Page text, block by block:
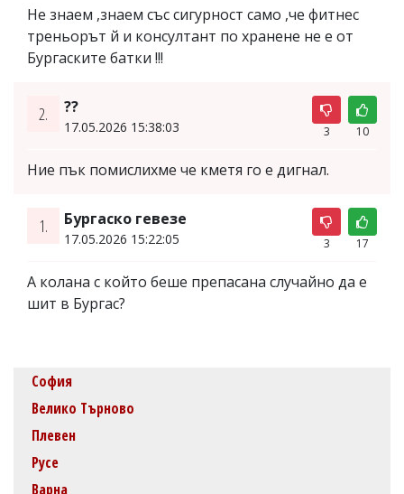
Не знаем ,знаем със сигурност само ,че фитнес
треньорът й и консултант по хранене не е от
Бургаските батки !!!
2. ??
17.05.2026 15:38:03 3 10
Ние пък помислихме че кметя го е дигнал.
1. Бургаско гевезе
17.05.2026 15:22:05 3 17
А колана с който беше препасана случайно да е
шит в Бургас?
София
Велико Търново
Плевен
Русе
Варна